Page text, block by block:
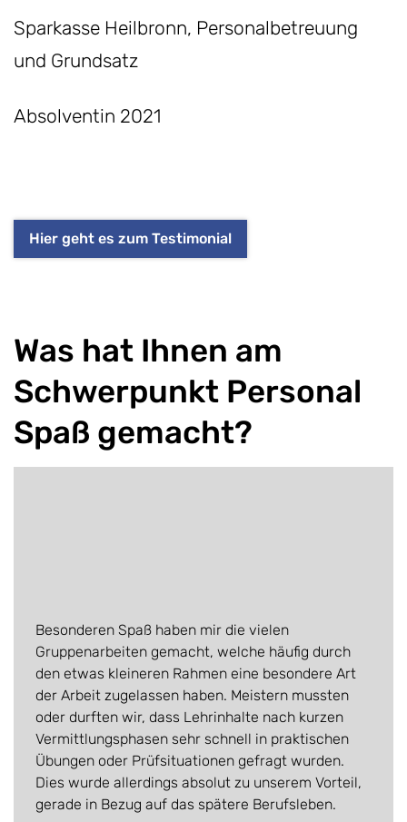
Sparkasse Heilbronn, Personalbetreuung
und Grundsatz
Absolventin 2021
Hier geht es zum Testimonial
Was hat Ihnen am
Schwerpunkt Personal
Spaß gemacht?
Besonderen Spaß haben mir die vielen
Gruppenarbeiten gemacht, welche häufig durch
den etwas kleineren Rahmen eine besondere Art
der Arbeit zugelassen haben. Meistern mussten
oder durften wir, dass Lehrinhalte nach kurzen
Vermittlungsphasen sehr schnell in praktischen
Übungen oder Prüfsituationen gefragt wurden.
Dies wurde allerdings absolut zu unserem Vorteil,
gerade in Bezug auf das spätere Berufsleben.